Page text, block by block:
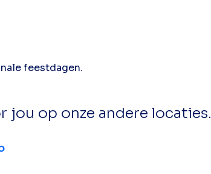
feestdagen.
jou op onze andere locaties.